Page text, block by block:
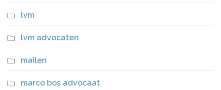
lvm
lvm advocaten
mailen
marco bos advocaat